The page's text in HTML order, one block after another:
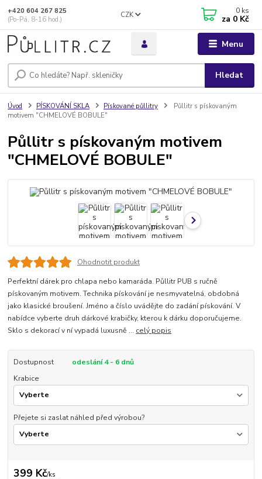
Menu
CZK
Hledat
+420 604 267 825
(Po-Pá, 8-16 hod.)
0 ks
za 0 Kč
Úvod PÍSKOVÁNÍ SKLA Pískované půllitry
Půllitr s pískovaným
motivem "CHMELOVÉ BOBULE"
Půllitr s pískovaným motivem
"CHMELOVÉ BOBULE"
Ohodnotit produkt
Perfektní dárek pro chlapa nebo kamaráda. Půllitr PUB s ručně
pískovaným motivem. Technika pískování je nesmyvatelná, obdobná
jako klasické broušení. Jméno a číslo uvádějte do zadání pískování. V
nabídce vyberte druh dárkové krabičky, kterou k dárku doporučujeme.
Sklo s dekorací v ní vypadá luxusně ... celý popis
Dostupnost
odeslání 4 - 6 dnů
Krabice
Přejete si zaslat náhled před výrobou?
399 Kč/ks